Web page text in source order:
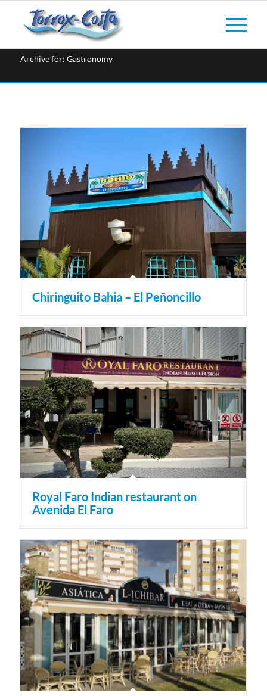
Archive for: Gastronomy
Chiringuito Bahia – El Peñoncillo
Royal Faro Indian restaurant on
Avenida El Faro